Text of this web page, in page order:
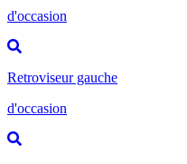
d'occasion
Retroviseur gauche
d'occasion